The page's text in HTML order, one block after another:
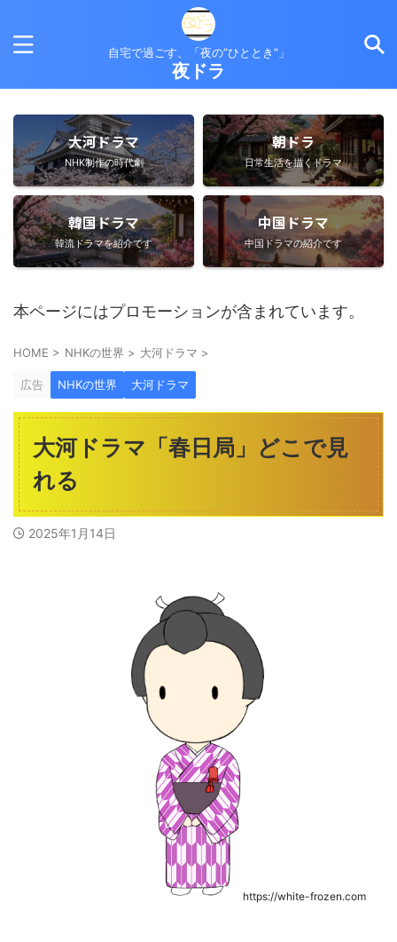
自宅で過ごす、「夜の”ひととき”」
夜ドラ
大河ドラマ
NHK制作の時代劇
朝ドラ
日常生活を描くドラマ
韓国ドラマ
韓流ドラマを紹介です
中国ドラマ
中国ドラマの紹介です
本ページにはプロモーションが含まれています。
HOME > NHKの世界 > 大河ドラマ >
広告 NHKの世界 大河ドラマ
大河ドラマ「春日局」どこで見
れる
2025年1月14日
https://white-frozen.com